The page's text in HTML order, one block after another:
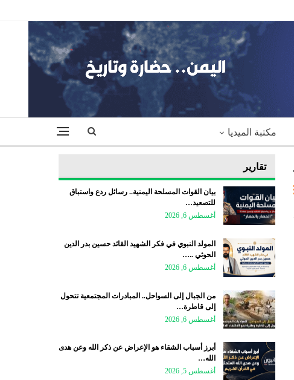
مكتبة الميديا
تقارير
بيان القوات المسلحة اليمنية.. رسائل ردع واستباق
للتصعيد…
أغسطس 6, 2026
المولد النبوي في فكر الشهيد القائد حسين بدر الدين
الحوثي ..…
أغسطس 6, 2026
من الجبال إلى السواحل.. المبادرات المجتمعية تتحول
إلى قاطرة…
أغسطس 6, 2026
أبرز أسباب الشقاء هو الإعراض عن ذكر الله وعن هدى
الله…
أغسطس 5, 2026